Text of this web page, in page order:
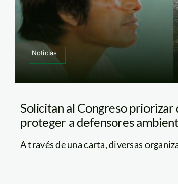
Noticias
Solicitan al Congreso
proteger a defensores
A través de una carta, diversas